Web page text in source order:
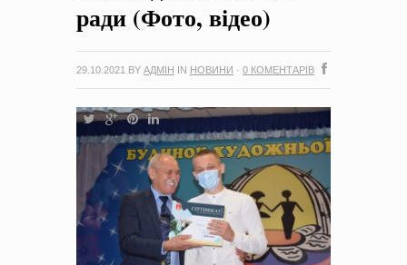
ради (Фото, відео)
29.10.2021 BY АДМІН IN НОВИНИ · 0 КОМЕНТАРІВ